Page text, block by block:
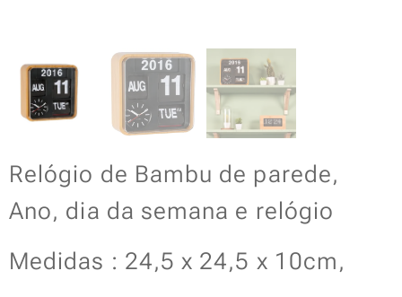
Relógio de Bambu de parede,
Ano, dia da semana e relógio
Medidas : 24,5 x 24,5 x 10cm,